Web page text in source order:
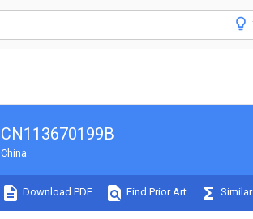
CN113670199B
China
Download PDF Find Prior Art Similar